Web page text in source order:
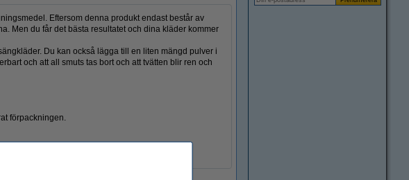
Eftersom denna produkt endast består av
Men du får det bästa resultatet och dina kläder kommer
Du kan också lägga till en liten mängd pulver i
och att all smuts tas bort och att tvätten blir ren och
förpackningen.